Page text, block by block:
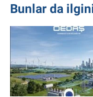
Bunlar da